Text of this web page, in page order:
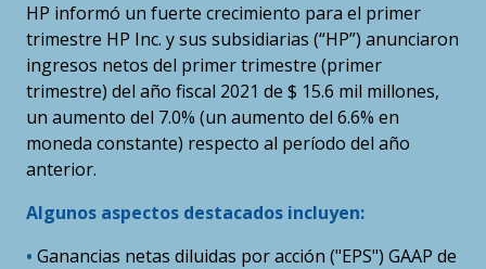
HP informó un fuerte crecimiento para el primer
trimestre HP Inc. y sus subsidiarias (“HP”) anunciaron
ingresos netos del primer trimestre (primer
trimestre) del año fiscal 2021 de $ 15.6 mil millones,
un aumento del 7.0% (un aumento del 6.6% en
moneda constante) respecto al período del año
anterior.
Algunos aspectos destacados incluyen:
• Ganancias netas diluidas por acción ("EPS") GAAP de